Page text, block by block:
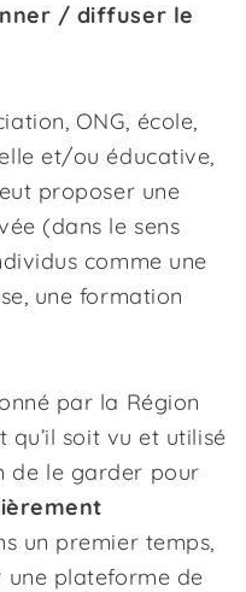
/ diffuser le
ONG, école,
et/ou éducative,
proposer une
(dans le sens
comme une
une formation
par la Région
qu’il soit vu et utilisé
de le garder pour
un premier temps,
une plateforme de